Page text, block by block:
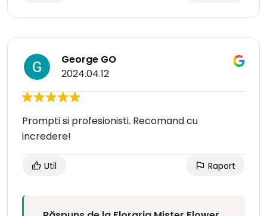
George GO
2024.04.12
Prompti si profesionisti. Recomand cu
incredere!
Util Raport